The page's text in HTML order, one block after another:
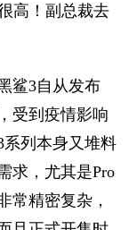
鲨3自从发布
受到疫情影响
列本身又堆料
求，尤其是Pro
常精密复杂，